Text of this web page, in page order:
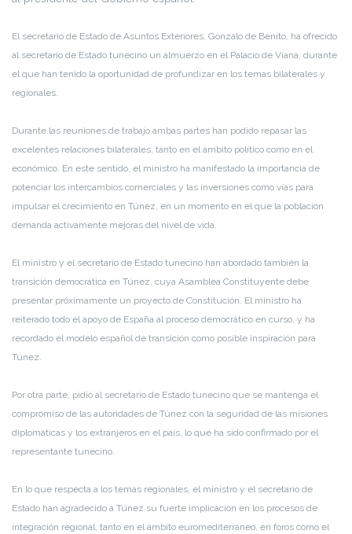
El secretario de Estado de Asuntos Exteriores, Gonzalo de Benito, ha ofrecido
al secretario de Estado tunecino un almuerzo en el Palacio de Viana, durante
el que han tenido la oportunidad de profundizar en los temas bilaterales y
regionales.
Durante las reuniones de trabajo ambas partes han podido repasar las
excelentes relaciones bilaterales, tanto en el ámbito político como en el
económico. En este sentido, el ministro ha manifestado la importancia de
potenciar los intercambios comerciales y las inversiones como vías para
impulsar el crecimiento en Túnez, en un momento en el que la población
demanda activamente mejoras del nivel de vida.
El ministro y el secretario de Estado tunecino han abordado también la
transición democrática en Túnez, cuya Asamblea Constituyente debe
presentar próximamente un proyecto de Constitución. El ministro ha
reiterado todo el apoyo de España al proceso democrático en curso, y ha
recordado el modelo español de transición como posible inspiración para
Túnez.
Por otra parte, pidió al secretario de Estado tunecino que se mantenga el
compromiso de las autoridades de Túnez con la seguridad de las misiones
diplomáticas y los extranjeros en el país, lo que ha sido confirmado por el
representante tunecino.
En lo que respecta a los temas regionales, el ministro y el secretario de
Estado han agradecido a Túnez su fuerte implicación en los procesos de
integración regional, tanto en el ámbito euromediterráneo, en foros como el